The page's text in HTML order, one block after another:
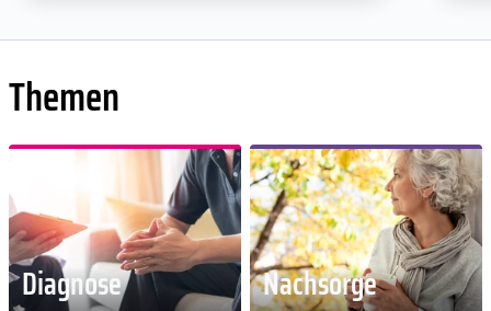
Themen
Diagnose Nachsorge